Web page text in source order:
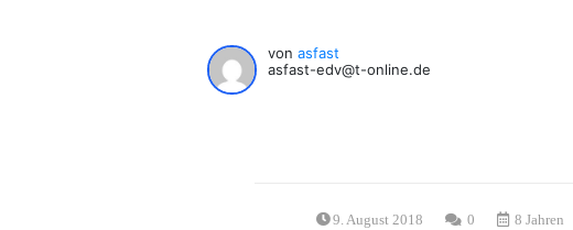
vonasfast
asfast-edv@t-online.de
9. August 2018 0 8 Jahren